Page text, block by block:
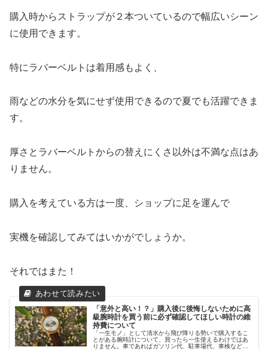
購入時からストラップが２本ついているので幅広いシーン
に使用できます。
特にラバーベルトは着用感もよく、
雨などの水分を気にせず使用できるので夏でも活躍できま
す。
厚さとラバーベルトからの替えにくさ以外は不満な点はあ
りません。
購入を考えている方は一度、ショップに足を運んで
実機を確認してみてはいかがでしょうか。
それではまた！
「意外と高い！？」購入後に後悔しないために高
級腕時計を買う前に必ず確認してほしい時計の維
持費について
「一生モノ」として清水から飛び降りる勢いで購入するこ
とがある腕時計について、買ったら一生使えるわけではあ
りません。車であればガソリン代、駐車場代、車検など